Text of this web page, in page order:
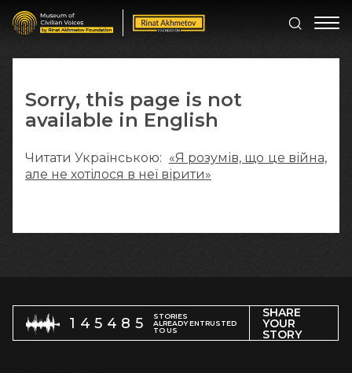
Sorry, this page is not
available in English
Читати Українською: «Я розумів, що це війна,
але не хотілося в неї вірити»
145485
STORIES
ALREADY ENTRUSTED
TO US
SHARE
YOUR
STORY